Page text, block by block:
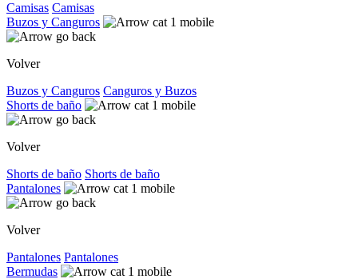
Camisas Camisas
Buzos y Canguros
Volver
Buzos y Canguros Canguros y Buzos
Shorts de baño
Volver
Shorts de baño Shorts de baño
Pantalones
Volver
Pantalones Pantalones
Bermudas